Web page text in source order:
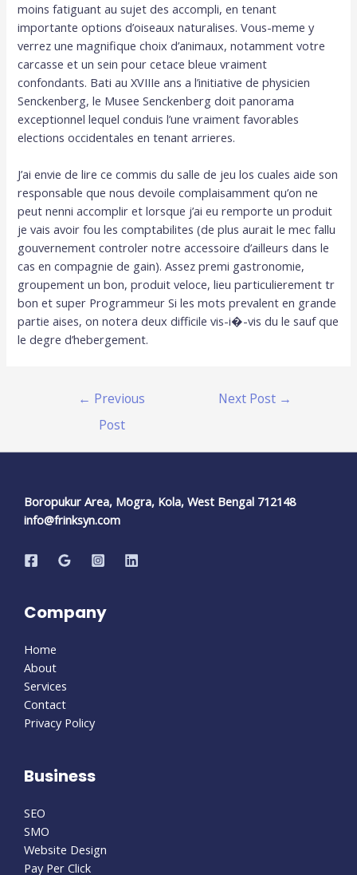
moins fatiguant au sujet des accompli, en tenant
importante options d’oiseaux naturalises. Vous-meme y
verrez une magnifique choix d’animaux, notamment votre
carcasse et un sein pour cetace bleue vraiment
confondants. Bati au XVIIIe ans a l’initiative de physicien
Senckenberg, le Musee Senckenberg doit panorama
exceptionnel lequel conduis l’une vraiment favorables
elections occidentales en tenant arrieres.
J’ai envie de lire ce commis du salle de jeu los cuales aide son
responsable que nous devoile complaisamment qu’on ne
peut nenni accomplir et lorsque j’ai eu remporte un produit
je vais avoir fou les comptabilites (de plus aurait le mec fallu
gouvernement controler notre accessoire d’ailleurs dans le
cas en compagnie de gain). Assez premi gastronomie,
groupement un bon, produit veloce, lieu particulierement tr
bon et super Programmeur Si les mots prevalent en grande
partie aises, on notera deux difficile vis-i�-vis du le sauf que
le degre d’hebergement.
← Previous
Post
Next Post →
Boropukur Area, Mogra, Kola, West Bengal 712148
info@frinksyn.com
Company
Home
About
Services
Contact
Privacy Policy
Business
SEO
SMO
Website Design
Pay Per Click